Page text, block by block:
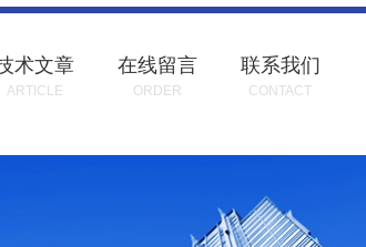
术文章
ARTICLE
在线留言
ORDER
联系我们
CONTACT